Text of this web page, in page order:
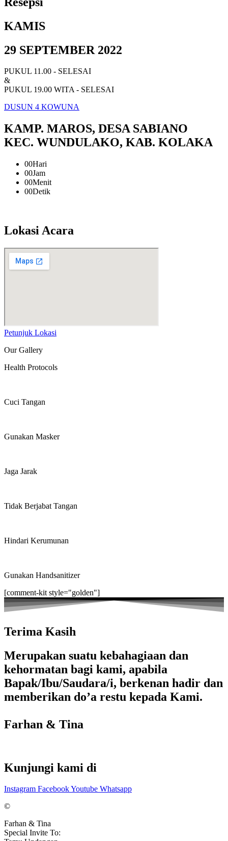
KAMIS
29 SEPTEMBER 2022
PUKUL 11.00 - SELESAI
&
PUKUL 19.00 WITA - SELESAI
DUSUN 4 KOWUNA
KAMP. MAROS, DESA SABIANO
KEC. WUNDULAKO, KAB. KOLAKA
00Hari
00Jam
00Menit
00Detik
Lokasi Acara
Petunjuk Lokasi
Our Gallery
Health Protocols
Cuci Tangan
Gunakan Masker
Jaga Jarak
Tidak Berjabat Tangan
Hindari Kerumunan
Gunakan Handsanitizer
[comment-kit style="golden"]
Terima Kasih
Merupakan suatu kebahagiaan dan
kehormatan bagi kami, apabila
Bapak/Ibu/Saudara/i, berkenan hadir dan
memberikan do’a restu kepada Kami.
Farhan & Tina
Kunjungi kami di
Instagram FacebookYoutube Whatsapp
©
Farhan & Tina
Special Invite To: